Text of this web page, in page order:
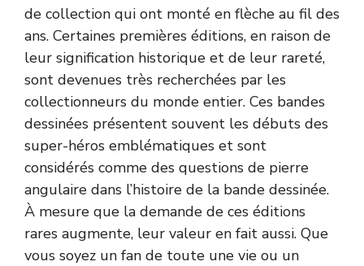
de collection qui ont monté en flèche au fil des
ans. Certaines premières éditions, en raison de
leur signification historique et de leur rareté,
sont devenues très recherchées par les
collectionneurs du monde entier. Ces bandes
dessinées présentent souvent les débuts des
super-héros emblématiques et sont
considérés comme des questions de pierre
angulaire dans l’histoire de la bande dessinée.
À mesure que la demande de ces éditions
rares augmente, leur valeur en fait aussi. Que
vous soyez un fan de toute une vie ou un